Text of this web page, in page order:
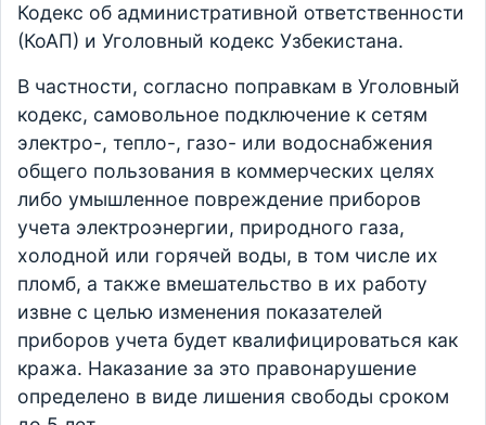
Кодекс об административной ответственности
(КоАП) и Уголовный кодекс Узбекистана.
В частности, согласно поправкам в Уголовный
кодекс, самовольное подключение к сетям
электро-, тепло-, газо- или водоснабжения
общего пользования в коммерческих целях
либо умышленное повреждение приборов
учета электроэнергии, природного газа,
холодной или горячей воды, в том числе их
пломб, а также вмешательство в их работу
извне с целью изменения показателей
приборов учета будет квалифицироваться как
кража. Наказание за это правонарушение
определено в виде лишения свободы сроком